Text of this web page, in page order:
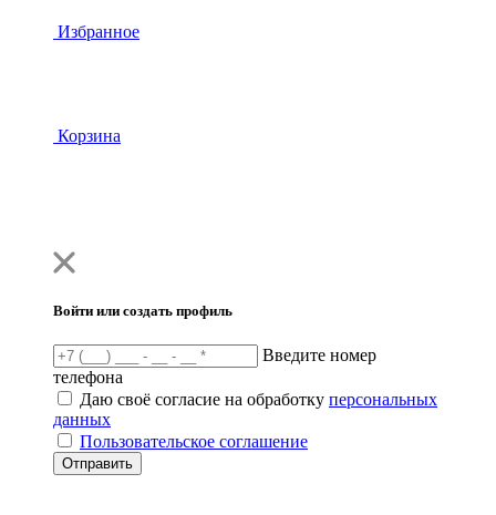
Избранное
Корзина
Войти или создать профиль
Введите номер
телефона
Даю своё согласие на обработку персональных
данных
Пользовательское соглашение
Отправить